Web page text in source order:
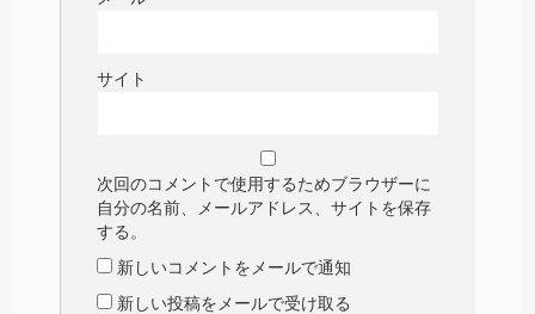
サイト
次回のコメントで使用するためブラウザーに
自分の名前、メールアドレス、サイトを保存
する。
新しいコメントをメールで通知
新しい投稿をメールで受け取る